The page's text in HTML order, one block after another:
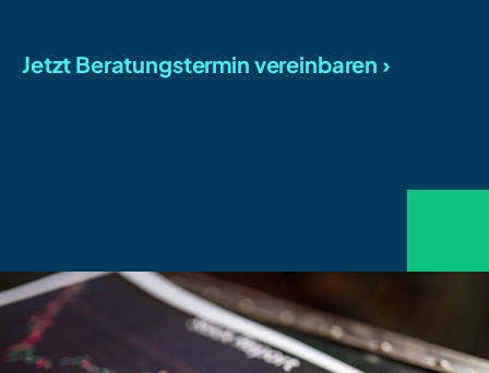
Jetzt Beratungstermin vereinbaren ›